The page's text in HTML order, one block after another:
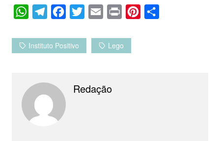
W
a
t
A
l
e
r
a
m
c
e
o
i
t
a
i
i
n
Instituto Positivo Lego
Redação